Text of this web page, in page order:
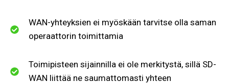
WAN-yhteyksien ei myöskään tarvitse olla saman
operaattorin toimittamia
Toimipisteen sijainnilla ei ole merkitystä, sillä SD-
WAN liittää ne saumattomasti yhteen